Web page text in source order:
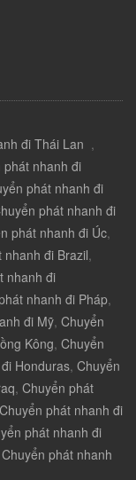
đi Thái Lan ,
phát nhanh đi
phát nhanh đi
phát nhanh đi
phát nhanh đi Úc,
nhanh đi Brazil,
nhanh đi
nhanh đi Pháp,
đi Mỹ, Chuyển
Kông, Chuyển
Honduras, Chuyển
, Chuyển phát
Chuyển phát nhanh đi
phát nhanh đi
Chuyển phát nhanh